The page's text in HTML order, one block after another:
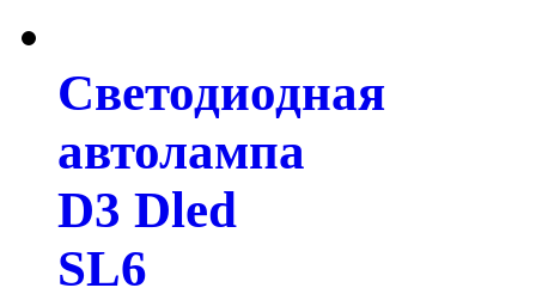
Светодиодная
автолампа
D3 Dled
SL6